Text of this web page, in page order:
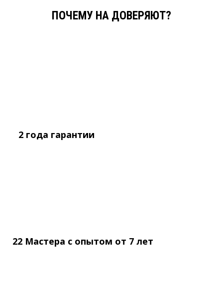
ПОЧЕМУ НА ДОВЕРЯЮТ?
2 года гарантии
22 Мастера с опытом от 7 лет